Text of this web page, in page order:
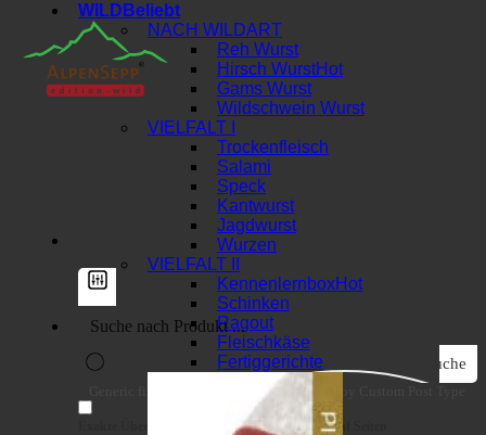
Suche
Suche auf Seiten
WILD
NACH WILDART
Reh Wurst
Hirsch Wurst
Gams Wurst
Wildschwein Wurst
VIELFALT I
Trockenfleisch
Salami
Speck
Kantwurst
Jagdwurst
Wurzen
VIELFALT II
Kennenlernbox
Schinken
Ragout
Fleischkäse
Fertiggerichte